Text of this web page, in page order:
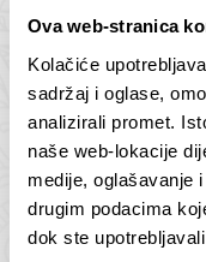
Ova web-stranica
Kolačiće
sadržaj i oglase,
analizirali promet.
naše web-lokacije
medije, oglašavanje
drugim podacima
dok ste
Butan –
75,00€ –
ODABERI